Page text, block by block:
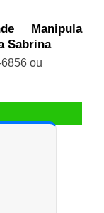
Manipula
Sabrina
ou